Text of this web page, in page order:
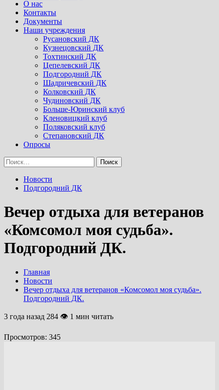
Menu
О нас
Контакты
Документы
Наши учреждения
Русановский ДК
Кузнецовский ДК
Тохтинский ДК
Цепелевский ДК
Подгородний ДК
Шадричевский ДК
Колковский ДК
Чудиновский ДК
Больше-Юринский клуб
Кленовицкий клуб
Поляковский клуб
Степановский ДК
Опросы
Найти:
Новости
Подгородний ДК
Вечер отдыха для ветеранов
«Комсомол моя судьба».
Подгородний ДК.
Главная
Новости
Вечер отдыха для ветеранов «Комсомол моя судьба».
Подгородний ДК.
3 года назад 284 👁 1 мин читать
Просмотров: 345